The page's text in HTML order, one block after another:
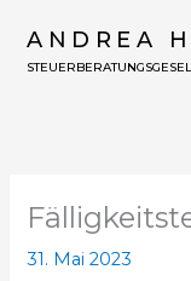
InhaltANDREA
31. Mai 2023